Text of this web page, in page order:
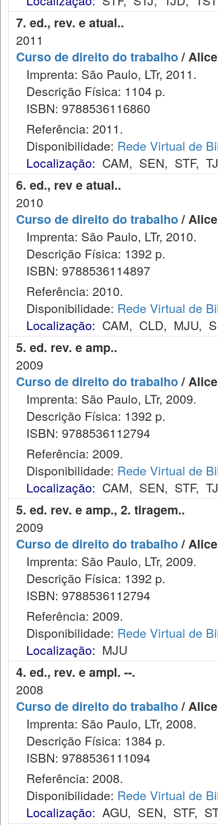
7. ed., rev. e atual..
2011
Curso de direito do trabalho/
Imprenta: São Paulo, LTr, 2011.
Descrição Física: 1104 p.
ISBN: 9788536116860
Referência: 2011.
Disponibilidade: Rede Virtual de
Localização: CAM, SEN, STF,
6. ed., rev e atual..
2010
Curso de direito do trabalho/
Imprenta: São Paulo, LTr, 2010.
Descrição Física: 1392 p.
ISBN: 9788536114897
Referência: 2010.
Disponibilidade: Rede Virtual de
Localização: CAM, CLD, MJU,
5. ed. rev. e amp..
2009
Curso de direito do trabalho/
Imprenta: São Paulo, LTr, 2009.
Descrição Física: 1392 p.
ISBN: 9788536112794
Referência: 2009.
Disponibilidade: Rede Virtual de
Localização: CAM, SEN, STF,
5. ed. rev. e amp., 2. tiragem..
2009
Curso de direito do trabalho/
Imprenta: São Paulo, LTr, 2009.
Descrição Física: 1392 p.
ISBN: 9788536112794
Referência: 2009.
Disponibilidade: Rede Virtual de
Localização: MJU
4. ed., rev. e ampl. --.
2008
Curso de direito do trabalho/
Imprenta: São Paulo, LTr, 2008.
Descrição Física: 1384 p.
ISBN: 9788536111094
Referência: 2008.
Disponibilidade: Rede Virtual de
Localização: AGU, SEN, STF,